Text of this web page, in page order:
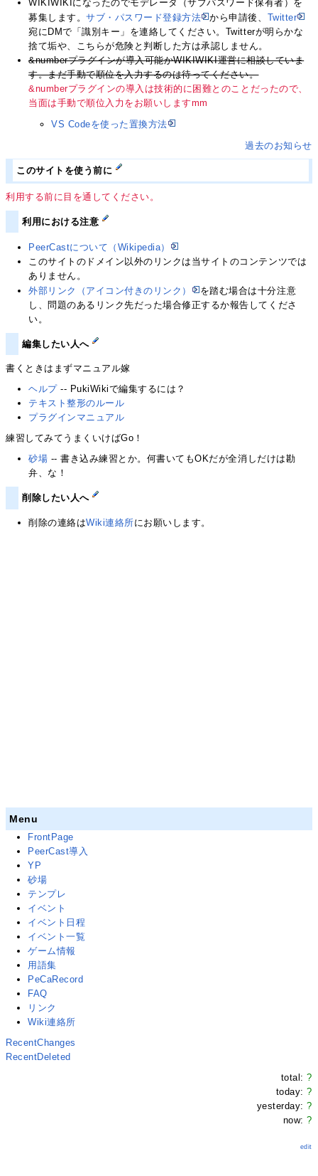
WIKIWIKIになったのでモデレータ（サブパスワード保有者）を
募集します。サブ・パスワード登録方法 から申請後、 Twitter
宛にDMで「識別キー」を連絡してください。Twitterが明らかな
捨て垢や、こちらが危険と判断した方は承認しません。
&numberプラグインが導入可能かWIKIWIKI運営に相談していま
す。まだ手動で順位を入力するのは待ってください。
&numberプラグインの導入は技術的に困難とのことだったので、
当面は手動で順位入力をお願いしますmm
VS Codeを使った置換方法
過去のお知らせ
このサイトを使う前に
利用する前に目を通してください。
利用における注意
PeerCastについて（Wikipedia）
このサイトのドメイン以外のリンクは当サイトのコンテンツでは
ありません。
外部リンク（アイコン付きのリンク）
を踏む場合は十分注意
し、問題のあるリンク先だった場合修正するか報告してくださ
い。
編集したい人へ
書くときはまずマニュアル嫁
ヘルプ-- PukiWikiで編集するには？
テキスト整形のルール
プラグインマニュアル
練習してみてうまくいけばGo！
砂場 -- 書き込み練習とか。何書いてもOKだが全消しだけは勘
弁、な！
削除したい人へ
削除の連絡はWiki連絡所にお願いします。
Menu
FrontPage
PeerCast導入
YP
砂場
テンプレ
イベント
イベント日程
イベント一覧
ゲーム情報
用語集
PeCaRecord
FAQ
リンク
Wiki連絡所
RecentChanges
RecentDeleted
total:?
today:?
yesterday:?
now:?
edit